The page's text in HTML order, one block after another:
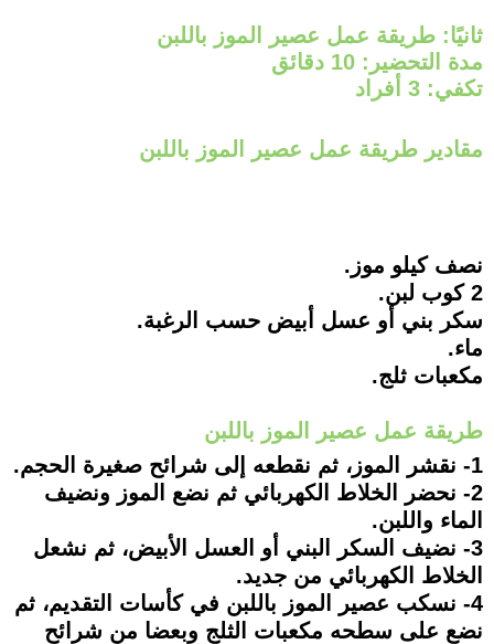
ثانيًا: طريقة عمل عصير الموز باللبن
مدة التحضير: 10 دقائق
تكفي: 3 أفراد
مقادير طريقة عمل عصير الموز باللبن
نصف كيلو موز.
2 كوب لبن.
سكر بني أو عسل أبيض حسب الرغبة.
ماء.
مكعبات ثلج.
طريقة عمل عصير الموز باللبن
1- نقشر الموز، ثم نقطعه إلى شرائح صغيرة الحجم.
2- نحضر الخلاط الكهربائي ثم نضع الموز ونضيف
الماء واللبن.
3- نضيف السكر البني أو العسل الأبيض، ثم نشعل
الخلاط الكهربائي من جديد.
4- نسكب عصير الموز باللبن في كأسات التقديم، ثم
نضع على سطحه مكعبات الثلج وبعضا من شرائح